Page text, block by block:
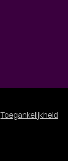
Toegankelijkheid